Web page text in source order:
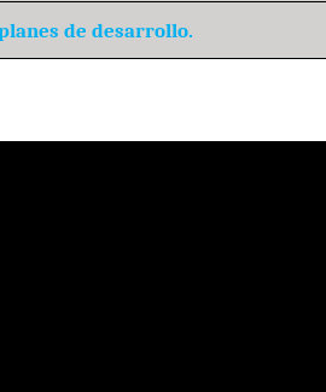
de desarrollo.